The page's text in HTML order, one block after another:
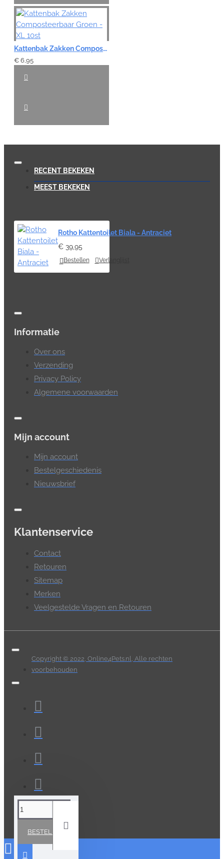
BESTELLEN
Kattenbak Zakken Composteerbaar Groen - XL 10st
€ 6,95
RECENT BEKEKEN
MEEST BEKEKEN
Rotho Kattentoilet Biala - Antraciet
€ 39,95
Bestellen Verlanglijst
Informatie
Over ons
Verzending
Privacy Policy
Algemene voorwaarden
Mijn account
Mijn account
Bestelgeschiedenis
Nieuwsbrief
Klantenservice
Contact
Retouren
Sitemap
Merken
Veelgestelde Vragen en Retouren
Copyright © 2022, Online4Pets.nl, Alle rechten
voorbehouden